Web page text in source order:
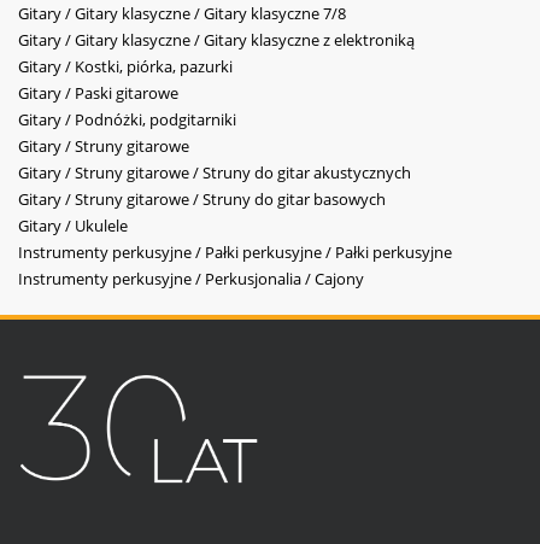
Gitary / Gitary klasyczne / Gitary klasyczne 7/8
Gitary / Gitary klasyczne / Gitary klasyczne z elektroniką
Gitary / Kostki, piórka, pazurki
Gitary / Paski gitarowe
Gitary / Podnóżki, podgitarniki
Gitary / Struny gitarowe
Gitary / Struny gitarowe / Struny do gitar akustycznych
Gitary / Struny gitarowe / Struny do gitar basowych
Gitary / Ukulele
Instrumenty perkusyjne / Pałki perkusyjne / Pałki perkusyjne
Instrumenty perkusyjne / Perkusjonalia / Cajony